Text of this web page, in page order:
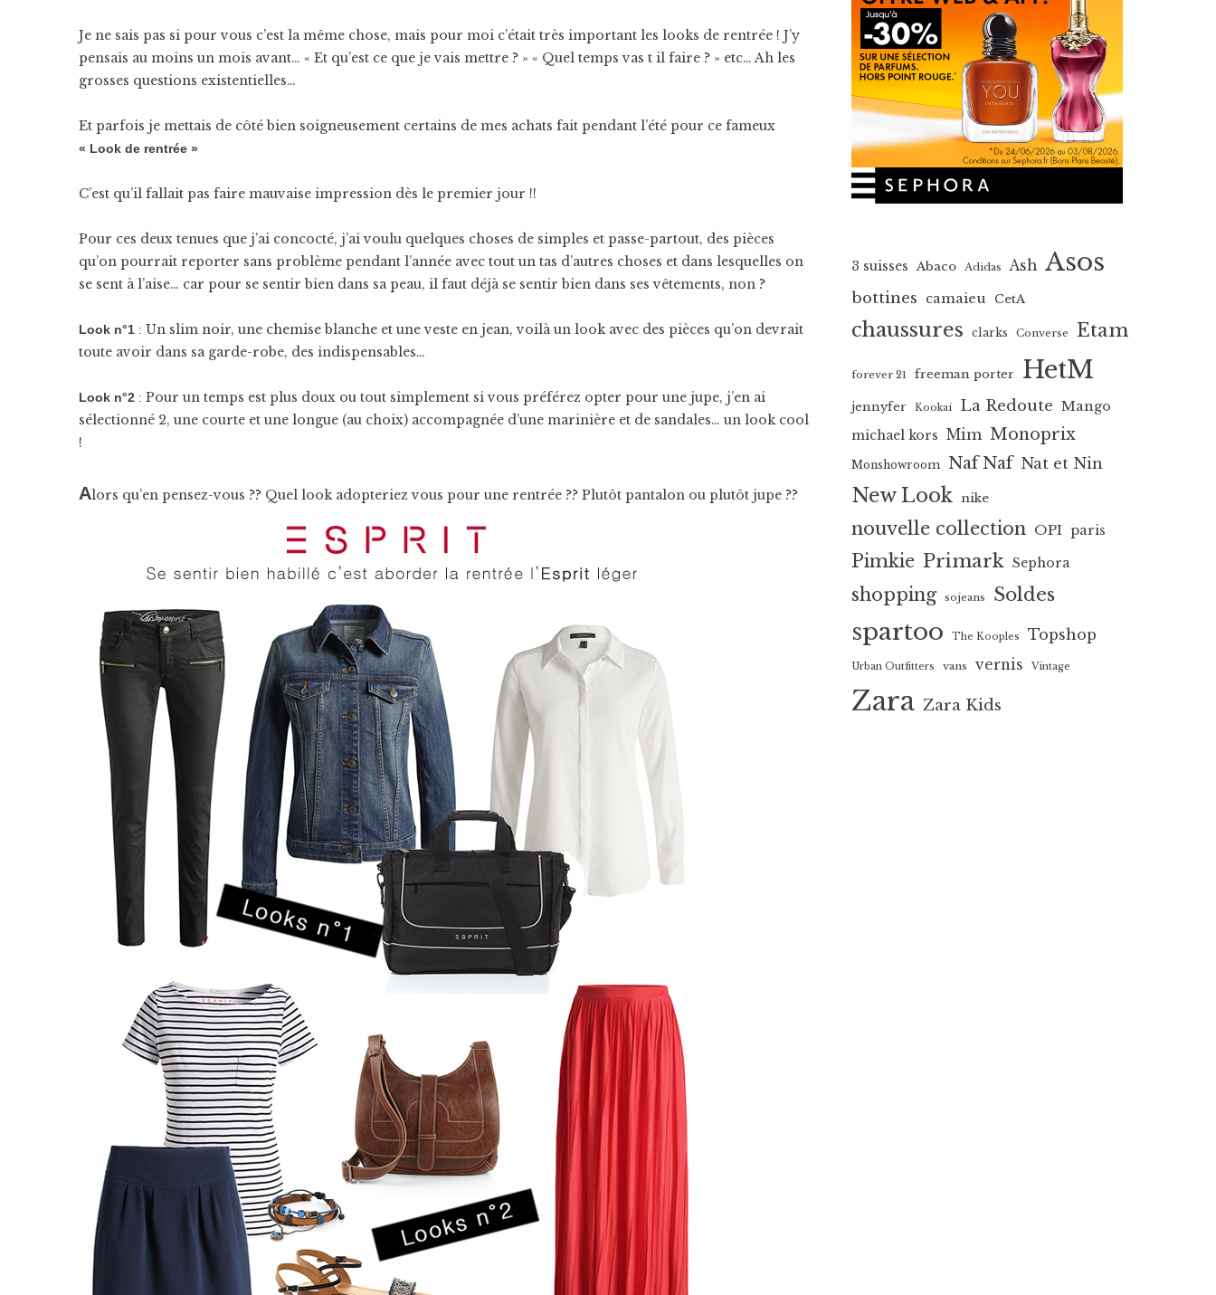
Je ne sais pas si pour vous c’est la même chose, mais pour moi c’était très important les looks de rentrée ! J’y
pensais au moins un mois avant… « Et qu’est ce que je vais mettre ? » « Quel temps vas t il faire ? » etc… Ah les
grosses questions existentielles…
Et parfois je mettais de côté bien soigneusement certains de mes achats fait pendant l’été pour ce fameux
« Look de rentrée »
C’est qu’il fallait pas faire mauvaise impression dès le premier jour !!
Pour ces deux tenues que j’ai concocté, j’ai voulu quelques choses de simples et passe-partout, des pièces
qu’on pourrait reporter sans problème pendant l’année avec tout un tas d’autres choses et dans lesquelles on
se sent à l’aise… car pour se sentir bien dans sa peau, il faut déjà se sentir bien dans ses vêtements, non ?
Look n°1 : Un slim noir, une chemise blanche et une veste en jean, voilà un look avec des pièces qu’on devrait
toute avoir dans sa garde-robe, des indispensables…
Look n°2 : Pour un temps est plus doux ou tout simplement si vous préférez opter pour une jupe, j’en ai
sélectionné 2, une courte et une longue (au choix) accompagnée d’une marinière et de sandales… un look cool
!
Alors qu’en pensez-vous ?? Quel look adopteriez vous pour une rentrée ?? Plutôt pantalon ou plutôt jupe ??
3 suisses Abaco Adidas Ash Asos
bottines camaieu CetA
chaussures clarks Converse Etam
forever 21 freeman porter HetM
jennyfer Kookai La Redoute Mango
michael kors Mim Monoprix
Monshowroom Naf Naf Nat et Nin
New Look nike
nouvelle collection OPI paris
Pimkie Primark Sephora
shopping sojeans Soldes
spartoo The Kooples Topshop
Urban Outfitters vans vernis Vintage
Zara Zara Kids